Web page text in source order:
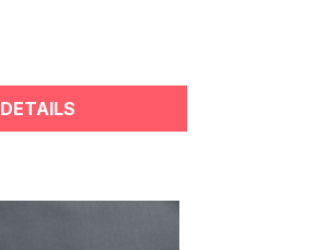
DETAILS